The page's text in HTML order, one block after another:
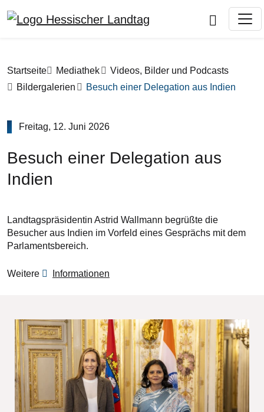
Pfadnavigation
Startseite Mediathek
Videos, Bilder und Podcasts
Bildergalerien
Besuch einer Delegation aus Indien
Freitag, 12. Juni 2026
Besuch einer Delegation aus
Indien
Landtagspräsidentin Astrid Wallmann begrüßte die
Besucher aus Indien im Vorfeld eines Gesprächs mit dem
Parlamentsbereich.
Weitere Informationen
Bilddatei